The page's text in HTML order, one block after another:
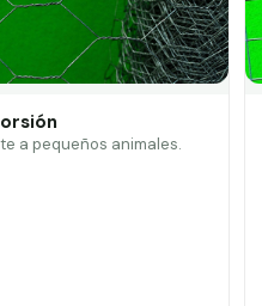
a pequeños animales.